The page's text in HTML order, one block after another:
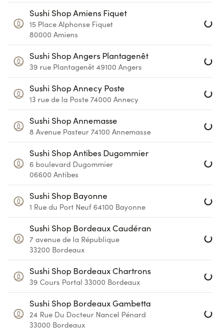
Sushi Shop Amiens Fiquet
15 Place Alphonse Fiquet
80000 Amiens
Sushi Shop Angers Plantagenêt
39 rue Plantagenêt 49100 Angers
Sushi Shop Annecy Poste
13 rue de la Poste 74000 Annecy
Sushi Shop Annemasse
8 Avenue Pasteur 74100 Annemasse
Sushi Shop Antibes Dugommier
6 boulevard Dugommier
06600 Antibes
Sushi Shop Bayonne
1 Rue du Port Neuf 64100 Bayonne
Sushi Shop Bordeaux Caudéran
7 avenue de la République
33200 Bordeaux
Sushi Shop Bordeaux Chartrons
39 Cours Portal 33000 Bordeaux
Sushi Shop Bordeaux Gambetta
24 Rue Du Docteur Nancel Pénard
33000 Bordeaux